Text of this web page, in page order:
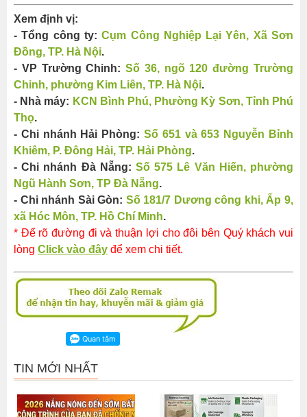
Xem định vị:
- Tổng công ty:Cụm Công Nghiệp Lại Yên, Xã Sơn
Đồng, TP. Hà Nội.
- VP Trường Chinh:Số 36, ngõ 120 đường Trường
Chinh, phường Kim Liên, TP. Hà Nội.
- Nhà máy: KCN Bình Phú, Phường Kỳ Sơn, Tỉnh Phú
Thọ.
- Chi nhánh Hải Phòng: Số 651 và 653 Nguyễn Bỉnh
Khiêm, P. Đông Hải, TP. Hải Phòng.
- Chi nhánh Đà Nẵng: Số 575 Lê Văn Hiến, phường
Ngũ Hành Sơn, TP Đà Nẵng.
- Chi nhánh Sài Gòn: Số 181/7 Dương công khi, Ấp 9,
xã Hóc Môn, TP. Hồ Chí Minh.
* Để rõ đường đi và thuận lợi cho đôi bên Quý khách vui
lòng Click vào đây để xem chi tiết.
TIN MỚI NHẤT